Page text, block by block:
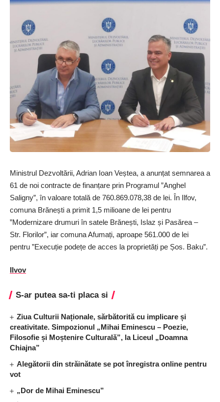
Ministrul Dezvoltării, Adrian Ioan Veștea, a anunțat semnarea a
61 de noi contracte de finanțare prin Programul ”Anghel
Saligny”, în valoare totală de 760.869.078,38 de lei. În Ilfov,
comuna Brănești a primit 1,5 milioane de lei pentru
”Modernizare drumuri în satele Brănești, Islaz și Pasărea –
Str. Florilor”, iar comuna Afumați, aproape 561.000 de lei
pentru ”Execuție podețe de acces la proprietăți pe Șos. Baku”.
Ilvov
S-ar putea sa-ti placa si
Ziua Culturii Naționale, sărbătorită cu implicare și
creativitate. Simpozionul „Mihai Eminescu – Poezie,
Filosofie și Moștenire Culturală”, la Liceul „Doamna
Chiajna”
Alegătorii din străinătate se pot înregistra online pentru
vot
„Dor de Mihai Eminescu”